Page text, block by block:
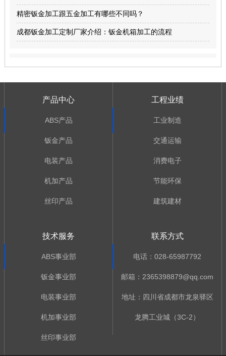
精密钣金加工跟五金加工有哪些不同吗？
成都钣金加工定制厂家介绍：钣金机箱加工的流程
产品中心
ABS产品
钣金产品
电装产品
机加产品
丝印产品
工程业绩
工业制造
交通运输
消费电子
节能环保
建筑建材
技术服务
ABS事业部
钣金事业部
电装事业部
机加事业部
丝印事业部
联系方式
电话：028-65987792
邮箱：2365398879@qq.com
地址：四川省成都市龙泉驿区
龙腾工业城（3C-2）